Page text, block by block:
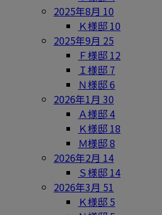
2025年8月 10
Ｋ様邸 10
2025年9月 25
Ｆ様邸 12
Ｉ様邸 7
Ｎ様邸6
2026年1月 30
Ａ様邸4
Ｋ様邸 18
Ｍ様邸8
2026年2月 14
Ｓ様邸 14
2026年3月 51
Ｋ様邸 5